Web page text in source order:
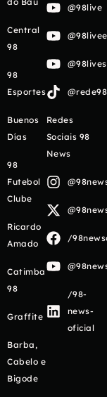
Central
98
98
Esportes
Buenos
Días
98
Futebol
Clube
Ricardo
Amado
Catimba
98
Graffite
Barba,
Cabelo e
Bigode
@98live
Redes
Sociais 98
News
/
/98-
news-
oficial